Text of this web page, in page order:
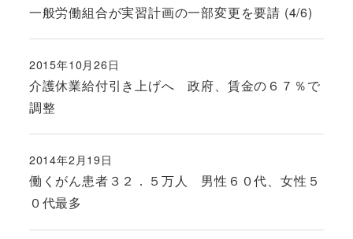
一般労働組合が実習計画の一部変更を要請 (4/6)
介護休業給付引き上げへ 政府、賃金の６７％で
調整
投稿日
2015年10月26日
働くがん患者３２．５万人 男性６０代、女性５
０代最多
投稿日
2014年2月19日